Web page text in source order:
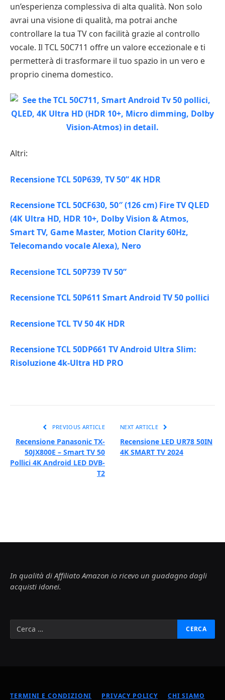
un’esperienza complessiva di alta qualità. Non solo
avrai una visione di qualità, ma potrai anche
controllare la tua TV con facilità grazie al controllo
vocale. Il TCL 50C711 offre un valore eccezionale e ti
permetterà di trasformare il tuo spazio in un vero e
proprio cinema domestico.
Altri:
Recensione TCL 50P639, TV 50” 4K HDR
Recensione TCL 50CF630, 50″ (126 cm) Fire TV QLED
(4K Ultra HD, HDR 10+, Dolby Vision & Atmos,
Smart TV, Game Master, Motion Clarity 60Hz,
Telecomando vocale Alexa), Nero
Recensione TCL 50P739 TV 50”
Recensione TCL 50P611 Smart Android TV 50 pollici
Recensione TCL TV 50 4K HDR
Recensione TCL 50DP661 TV Android Ultra Slim:
Risoluzione 4k-Ultra HD PRO
PREVIOUS ARTICLE
Recensione Panasonic TX-
50JX800E – Smart TV 50
Pollici 4K Android LED DVB-
T2
NEXT ARTICLE
Recensione LED UR78 50IN
4K SMART TV 2024
In qualità di Affiliato Amazon io ricevo un guadagno dagli
acquisti idonei.
TERMINI E CONDIZIONI PRIVACY POLICY CHI SIAMO